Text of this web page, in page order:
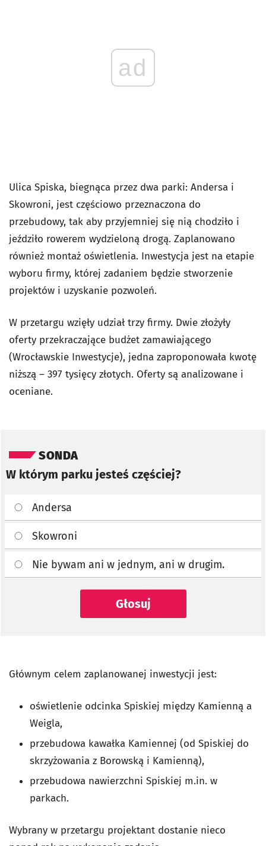
ad
Ulica Spiska, biegnąca przez dwa parki: Andersa i
Skowroni, jest częściowo przeznaczona do
przebudowy, tak aby przyjemniej się nią chodziło i
jeździło rowerem wydzieloną drogą. Zaplanowano
również montaż oświetlenia. Inwestycja jest na etapie
wyboru firmy, której zadaniem będzie stworzenie
projektów i uzyskanie pozwoleń.
W przetargu wzięły udział trzy firmy. Dwie złożyły
oferty przekraczające budżet zamawiającego
(Wrocławskie Inwestycje), jedna zaproponowała kwotę
niższą – 397 tysięcy złotych. Oferty są analizowane i
oceniane.
SONDA
W którym parku jesteś częściej?
Andersa
Skowroni
Nie bywam ani w jednym, ani w drugim.
Głosuj
Głównym celem zaplanowanej inwestycji jest:
oświetlenie odcinka Spiskiej między Kamienną a
Weigla,
przebudowa kawałka Kamiennej (od Spiskiej do
skrzyżowania z Borowską i Kamienną),
przebudowa nawierzchni Spiskiej m.in. w
parkach.
Wybrany w przetargu projektant dostanie nieco